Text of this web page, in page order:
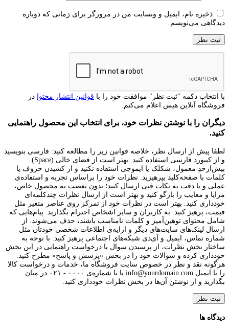
ذخیره نام، ایمیل و وبسایت من در مرورگر برای زمانی که دوباره
دیدگاهی می‌نویسم.
با انتخاب دکمه "ثبت نظر" موافقت خود را با قوانین انتشار محتوا در
فروشگاه آنلاین هیس اعلام می‌کنم.
دیگران را با نوشتن نظرات خود، برای انتخاب این محصول راهنمایی
کنید.
لطفا پیش از ارسال نظر، خلاصه قوانین زیر را مطالعه کنید: فارسی بنویسید
و از کیبورد فارسی استفاده کنید. بهتر است از فضای خالی (Space)
بیش‌از‌حدِ معمول، شکلک یا ایموجی استفاده نکنید و از کشیدن حروف یا
کلمات با صفحه‌کلید بپرهیزید. نظرات خود را براساس تجربه و استفاده‌ی
عملی و با دقت به نکات فنی ارسال کنید؛ بدون تعصب به محصول خاص،
مزایا و معایب را بازگو کنید و بهتر است از ارسال نظرات چندکلمه‌‌ای
خودداری کنید. بهتر است در نظرات خود از تمرکز روی عناصر متغیر مثل
قیمت، پرهیز کنید. به کاربران و سایر اشخاص احترام بگذارید. پیام‌هایی که
شامل محتوای توهین‌آمیز و کلمات نامناسب باشند، حذف می‌شوند. از
ارسال لینک‌های سایت‌های دیگر و ارایه‌ی اطلاعات شخصی خودتان مثل
شماره تماس، ایمیل و آی‌دی شبکه‌های اجتماعی پرهیز کنید. با توجه به
ساختار بخش نظرات، از پرسیدن سوال یا درخواست راهنمایی در این بخش
خودداری کرده و سوالات خود را در بخش «پرسش و پاسخ» مطرح کنید.
هرگونه نقد و نظر در خصوص سایت فروشگاه ما، خدمات و درخواست کالا
را با ایمیل info@yourdomain.com یا با شماره‌ی ۰۰۰۰ - ۰۲۱ در میان
بگذارید و از نوشتن آن‌ها در بخش نظرات خودداری کنید.
ثبت نظر
دیدگاه ها